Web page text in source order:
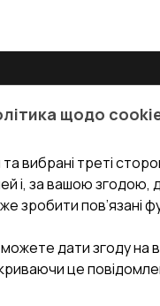
ТА ОБЛУГОВУВАННЯ:
і Оплата
та Сервіс
товару
публічної оферти
з нами
щодо
вибрані треті
і, за вашою згодою,
зробити пов’язані
дати згоду на
це